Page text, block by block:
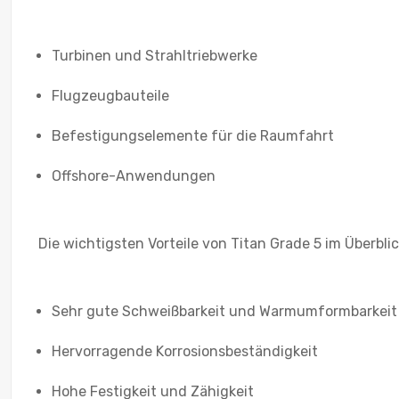
Turbinen und Strahltriebwerke
Flugzeugbauteile
Befestigungselemente für die Raumfahrt
Offshore-Anwendungen
Die wichtigsten Vorteile von Titan Grade 5 im
Sehr gute Schweißbarkeit und Warmumformbarkeit
Hervorragende Korrosionsbeständigkeit
Hohe Festigkeit und Zähigkeit